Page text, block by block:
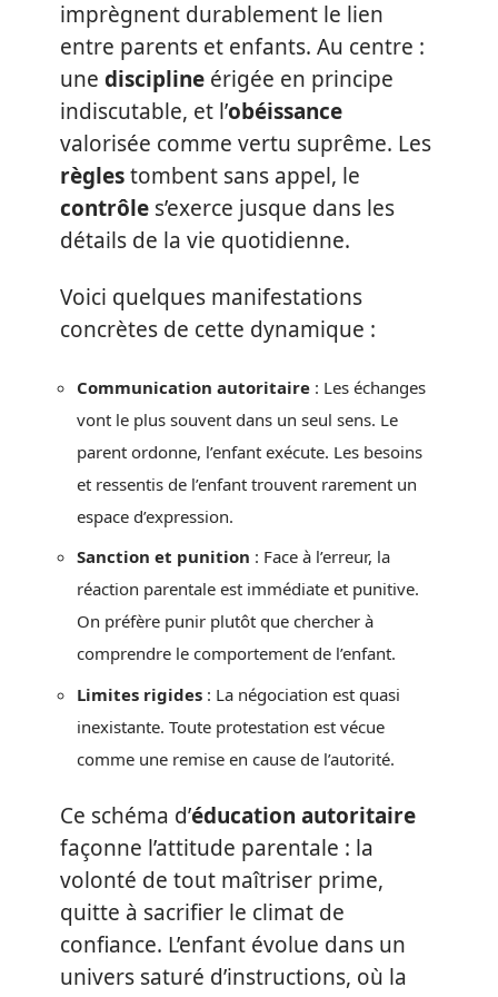
imprègnent durablement le lien
entre parents et enfants. Au centre :
une discipline érigée en principe
indiscutable, et l’obéissance
valorisée comme vertu suprême. Les
règlestombent sans appel, le
contrôle s’exerce jusque dans les
détails de la vie quotidienne.
Voici quelques manifestations
concrètes de cette dynamique :
Communication autoritaire : Les échanges
vont le plus souvent dans un seul sens. Le
parent ordonne, l’enfant exécute. Les besoins
et ressentis de l’enfant trouvent rarement un
espace d’expression.
Sanction et punition : Face à l’erreur, la
réaction parentale est immédiate et punitive.
On préfère punir plutôt que chercher à
comprendre le comportement de l’enfant.
Limites rigides : La négociation est quasi
inexistante. Toute protestation est vécue
comme une remise en cause de l’autorité.
Ce schéma d’éducation autoritaire
façonne l’attitude parentale : la
volonté de tout maîtriser prime,
quitte à sacrifier le climat de
confiance. L’enfant évolue dans un
univers saturé d’instructions, où la